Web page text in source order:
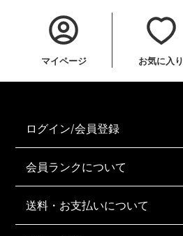
マイページ お気に入り
ログイン/会員登録
会員ランクについて
送料・お支払いについて